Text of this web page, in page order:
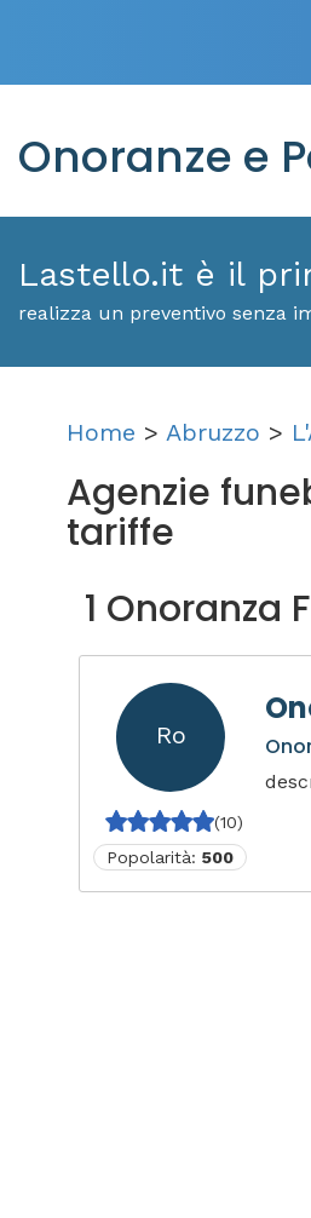
Onoranze e
Lastello.it è il
realizza un preventivo senza
Home > Abruzzo >
Agenzie
tariffe
1 Onoranza
Ro
(10)
Popolarità: 500